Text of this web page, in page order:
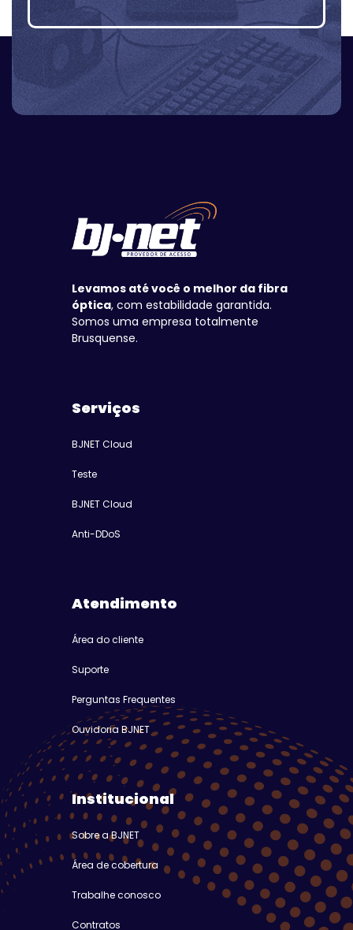
Levamos até você o melhor da fibra
óptica, com estabilidade garantida.
Somos uma empresa totalmente
Brusquense.
Serviços
BJNET Cloud
Teste
BJNET Cloud
Anti-DDoS
Atendimento
Área do cliente
Suporte
Perguntas Frequentes
Ouvidoria BJNET
Institucional
Sobre a BJNET
Área de cobertura
Trabalhe conosco
Contratos